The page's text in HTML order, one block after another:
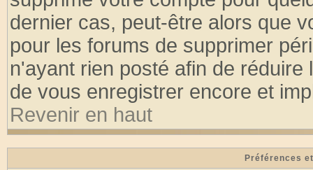
dernier cas, peut-être alors que
pour les forums de supprimer
n'ayant rien posté afin de
de vous enregistrer encore et
Revenir en haut
Préférences